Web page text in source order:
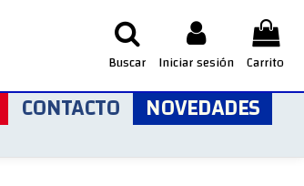
Buscar Iniciar sesión Carrito
CONTACTO NOVEDADES